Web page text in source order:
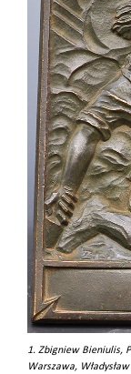
1. Zbigniew Bieniulis,
Warszawa,